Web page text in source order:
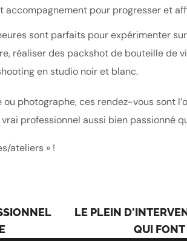
pour progresser et
sont parfaits pour expérimenter
réaliser des packshot de bouteille de
en studio noir et blanc.
photographe, ces rendez-vous sont
professionnel aussi bien passionné
ateliers » !
LE PLEIN
QUI